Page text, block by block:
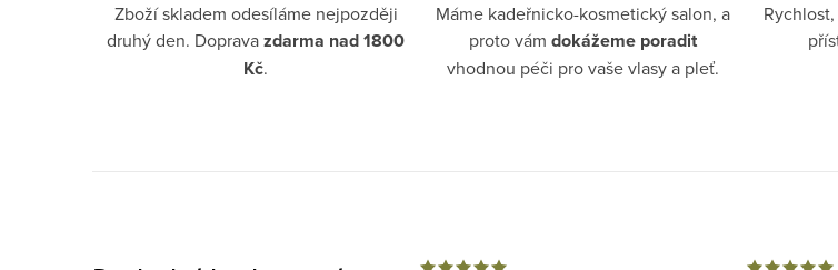
Zboží skladem odesíláme nejpozději
druhý den. Dopravazdarma nad 1800
Kč.
Máme kadeřnicko-kosmetický salon, a
proto vámdokážeme poradit
vhodnou péči pro vaše vlasy a pleť.